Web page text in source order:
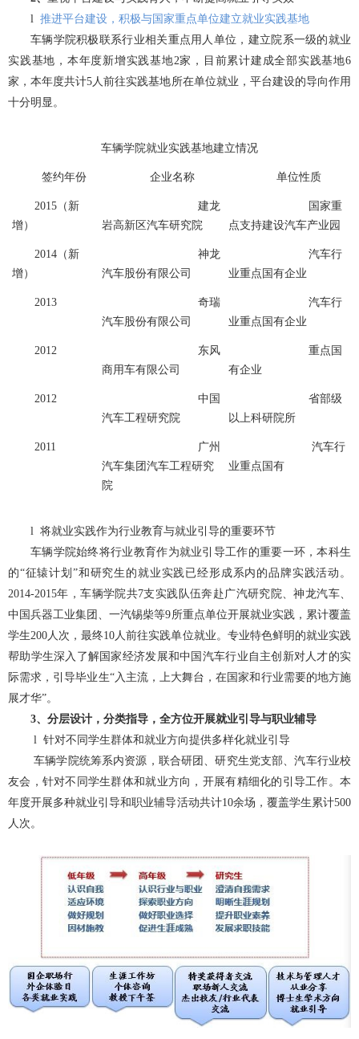
l 推进平台建设，积极与国家重点单位建立就业实践基地
车辆学院积极联系行业相关重点用人单位，建立院系一级的就业
实践基地，本年度新增实践基地2家，目前累计建成全部实践基地6
家，本年度共计5人前往实践基地所在单位就业，平台建设的导向作用
十分明显。
车辆学院就业实践基地建立情况
签约年份 企业名称 单位性质
2015（新
增）
建龙
岩高新区汽车研究院
国家重
点支持建设汽车产业园
2014（新
增）
神龙
汽车股份有限公司
汽车行
业重点国有企业
2013
奇瑞
汽车股份有限公司
汽车行
业重点国有企业
2012
东风
商用车有限公司
重点国
有企业
2012
中国
汽车工程研究院
省部级
以上科研院所
2011
广州
汽车集团汽车工程研究
院
汽车行
业重点国有
l 将就业实践作为行业教育与就业引导的重要环节
车辆学院始终将行业教育作为就业引导工作的重要一环，本科生
的“征辕计划”和研究生的就业实践已经形成系内的品牌实践活动。
2014-2015年，车辆学院共7支实践队伍奔赴广汽研究院、神龙汽车、
中国兵器工业集团、一汽锡柴等9所重点单位开展就业实践，累计覆盖
学生200人次，最终10人前往实践单位就业。专业特色鲜明的就业实践
帮助学生深入了解国家经济发展和中国汽车行业自主创新对人才的实
际需求，引导毕业生“入主流，上大舞台，在国家和行业需要的地方施
展才华”。
3、分层设计，分类指导，全方位开展就业引导与职业辅导
l 针对不同学生群体和就业方向提供多样化就业引导
车辆学院统筹系内资源，联合研团、研究生党支部、汽车行业校
友会，针对不同学生群体和就业方向，开展有精细化的引导工作。本
年度开展多种就业引导和职业辅导活动共计10余场，覆盖学生累计500
人次。